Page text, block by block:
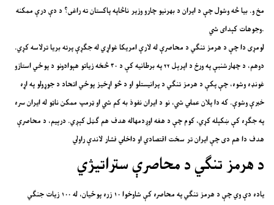
مخ و. بیا څه وشول چې د ایران د بهرنیو چارو وزیر ناڅاپه پاکستان ته راغی؟ د دې درې ممکنه
وجوهات کېدای شي.
لومړی دا چې د هرمز تنګي د محاصرې له لارې امریکا غواړي له جګړې پرته بریا ترلاسه کړي.
دوهم، د چهارشنبې په ورځ د اپرېل ۲۲ په برطانیه کې د ۳۰ څخه زیاتو هېوادونو د پوځي استازو
غونډه وشوه، چې پکې د هرمز تنګي د پرانیستلو او د څو اړخیز پوځي اتحاد د جوړولو په اړه
خبرې وشوې. که دا پلان عملي شي، نو د ایران نفوذ به کم شي او ټرمپ ممکن ناټو له ایران سره
په جګړه کې ښکېله کړي، کوم چې د هغه اوږدمهاله هدف هم ګڼل کېږي. درېیم، د محاصرې
هدف دا هم دی چې ایران تر سخت اقتصادي او داخلي فشار لاندې راولي
د هرمز تنګي د محاصرې ستراتیژي
یاده دې وي چې د هرمز تنګي په محاصره کې شاوخوا ۱۰ زره پوځیان، له ۱۰۰ زیات جنګي